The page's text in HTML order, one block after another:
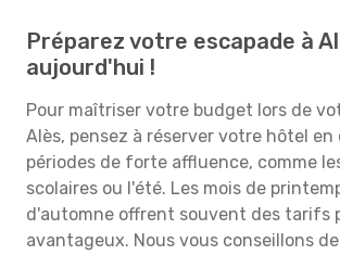
Préparez votre escapade à
aujourd'hui !
Pour maîtriser votre budget lors de
Alès, pensez à réserver votre hôtel en
périodes de forte affluence, comme
scolaires ou l'été. Les mois de
d'automne offrent souvent des tarifs
avantageux. Nous vous conseillons